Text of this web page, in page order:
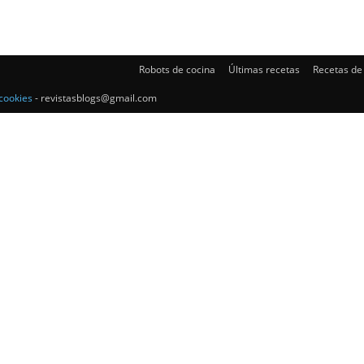
Robots de cocina Últimas recetas Recetas
- revistasblogs@gmail.com